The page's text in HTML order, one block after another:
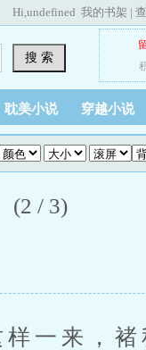
Hi,undefined 我的书架 |
搜 索
耽美小说 穿越小说
(2 / 3)
一来，褚